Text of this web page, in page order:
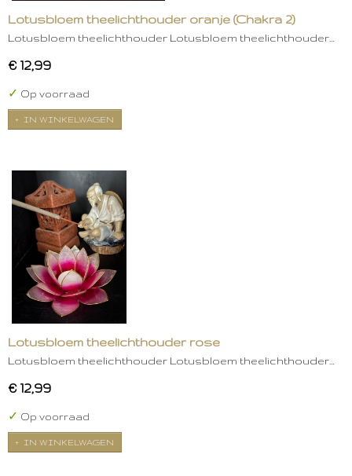
Lotusbloem theelichthouder oranje (Chakra 2)
Lotusbloem theelichthouder Lotusbloem theelichthouder…
€ 12,99
✓ Op voorraad
IN WINKELWAGEN
Lotusbloem theelichthouder rose
Lotusbloem theelichthouder Lotusbloem theelichthouder…
€ 12,99
✓ Op voorraad
IN WINKELWAGEN